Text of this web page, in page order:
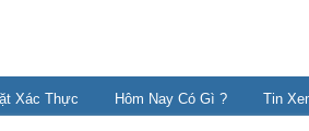
Xác Thực Hôm Nay Có Gì ? Tin